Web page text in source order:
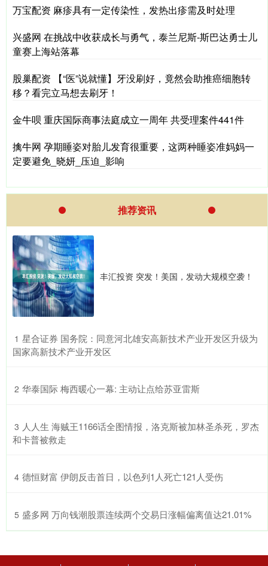
万宝配资 麻疹具有一定传染性，发热出疹需及时处理
兴盛网 在挑战中收获成长与勇气，泰兰尼斯-斯巴达勇士儿
童赛上海站落幕
股巢配资 【“医”说就懂】牙没刷好，竟然会助推癌细胞转
移？看完立马想去刷牙！
金牛呗 重庆国际商事法庭成立一周年 共受理案件441件
擒牛网 孕期睡姿对胎儿发育很重要，这两种睡姿准妈妈一
定要避免_晓妍_压迫_影响
推荐资讯
丰汇投资 突发！美国，发动大规模空袭！
1 ​星合证券 国务院：同意河北雄安高新技术产业开发区升级为
国家高新技术产业开发区
2 ​华泰国际 梅西暖心一幕: 主动让点给苏亚雷斯
3 ​人人生 海贼王1166话全图情报，洛克斯被加林圣杀死，罗杰
和卡普被救走
4 ​德恒财富 伊朗反击首日，以色列1人死亡121人受伤
5 ​盛多网 万向钱潮股票连续两个交易日涨幅偏离值达21.01%